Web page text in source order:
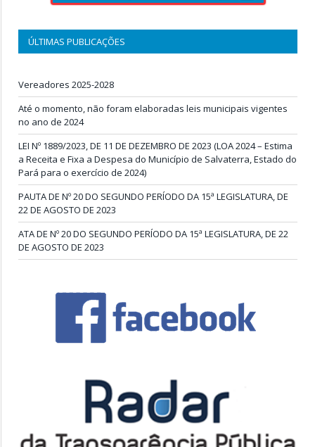
ÚLTIMAS PUBLICAÇÕES
Vereadores 2025-2028
Até o momento, não foram elaboradas leis municipais vigentes
no ano de 2024
LEI Nº 1889/2023, DE 11 DE DEZEMBRO DE 2023 (LOA 2024 – Estima
a Receita e Fixa a Despesa do Município de Salvaterra, Estado do
Pará para o exercício de 2024)
PAUTA DE Nº 20 DO SEGUNDO PERÍODO DA 15ª LEGISLATURA, DE
22 DE AGOSTO DE 2023
ATA DE Nº 20 DO SEGUNDO PERÍODO DA 15ª LEGISLATURA, DE 22
DE AGOSTO DE 2023